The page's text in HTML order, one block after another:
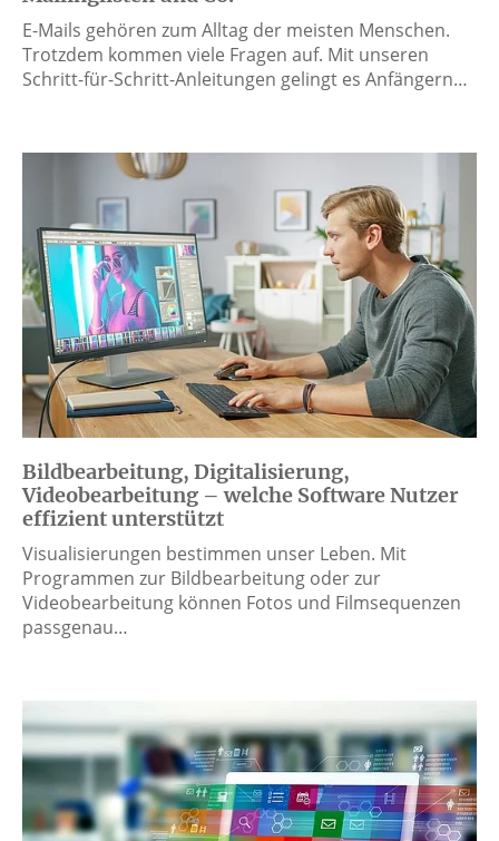
E-Mails gehören zum Alltag der meisten Menschen.
Trotzdem kommen viele Fragen auf. Mit unseren
Schritt-für-Schritt-Anleitungen gelingt es Anfängern…
Bildbearbeitung, Digitalisierung,
Videobearbeitung – welche Software Nutzer
effizient unterstützt
Visualisierungen bestimmen unser Leben. Mit
Programmen zur Bildbearbeitung oder zur
Videobearbeitung können Fotos und Filmsequenzen
passgenau…